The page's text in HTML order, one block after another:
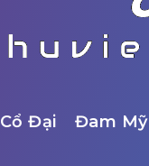
Cổ Đại Đam Mỹ